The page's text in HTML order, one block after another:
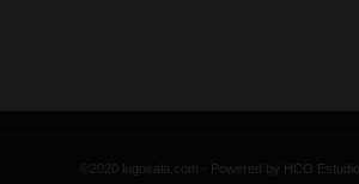
©2020 lugosala.com - Powered by HCO Estudio